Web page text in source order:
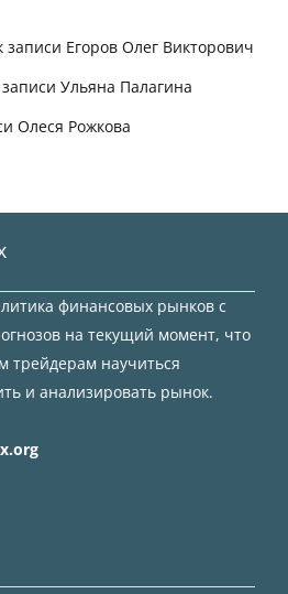
записи Егоров Олег Викторович
записи Ульяна Палагина
Олеся Рожкова
финансовых рынков с
на текущий момент, что
научиться
и анализировать рынок.